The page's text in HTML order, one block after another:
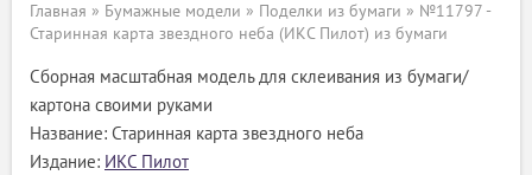
Главная » Бумажные модели » Поделки из бумаги » №11797 -
Старинная карта звездного неба (ИКС Пилот) из бумаги
Сборная масштабная модель для склеивания из бумаги/
картона своими руками
Название: Старинная карта звездного неба
Издание: ИКС Пилот